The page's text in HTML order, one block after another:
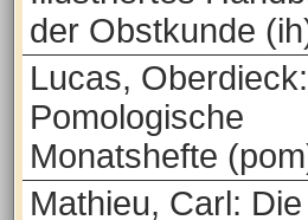
der Obstkunde
Lucas, Oberdieck:
Pomologische
Monatshefte
Mathieu, Carl: Die